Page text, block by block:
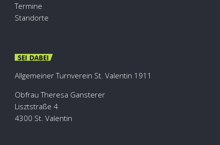
Termine
Standorte
SEI DABEI
Allgemeiner Turnverein St. Valentin 1911
Obfrau Theresa Gansterer
Lisztstraße 4
4300 St. Valentin